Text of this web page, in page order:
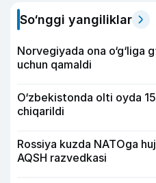
So‘nggi yangiliklar
Norvegiyada ona o‘g‘liga
uchun qamaldi
O‘zbekistonda olti oyda
chiqarildi
Rossiya kuzda NATOga
AQSH razvedkasi